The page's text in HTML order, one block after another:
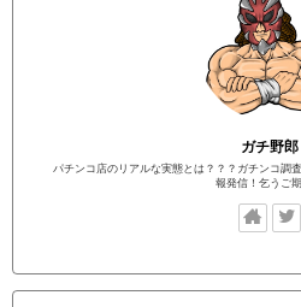
ガチ野郎
パチンコ店のリアルな実態とは？？？ガチンコ調
報発信！乞うご期